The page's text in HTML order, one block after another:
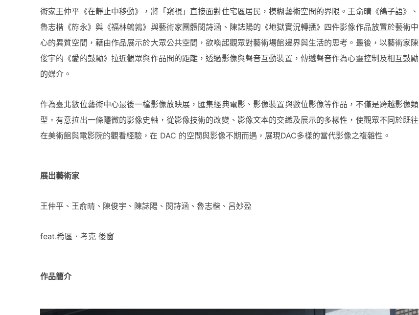
術家王仲平《在靜止中移動》，將「窺視」直接面對住宅區居民，模糊藝術空間的界限。王俞晴《鴿子語》、
魯志楷《斿永》與《福林鵪鶉》與藝術家團體閔詩涵、陳誌陽的《地獄實況轉播》四件影像作品放置於藝術中
心的異質空間，藉由作品展示於大眾公共空間，欲喚起觀眾對藝術場館邊界與生活的思考。最後，以藝術家陳
俊宇的《愛的鼓勵》拉近觀眾與作品間的距離，透過影像與聲音互動裝置，傳遞聲音作為心靈控制及相互鼓勵
的媒介。
作為臺北數位藝術中心最後一檔影像放映展，匯集經典電影、影像裝置與數位影像等作品，不僅是跨越影像類
型，有意拉出一條隱微的影像史軸，從影像技術的改變、影像文本的交織及展示的多樣性，使觀眾不同於既往
在美術館與電影院的觀看經驗，在 DAC 的空間與影像不期而遇，展現DAC多樣的當代影像之複雜性。
展出藝術家
王仲平、 王俞晴、陳俊宇、陳誌陽、閔詩涵、魯志楷、呂妙盈
feat.希區．考克 後窗
作品簡介